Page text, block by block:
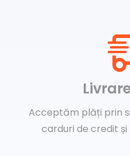
Acceptăm plăți prin
carduri de credit